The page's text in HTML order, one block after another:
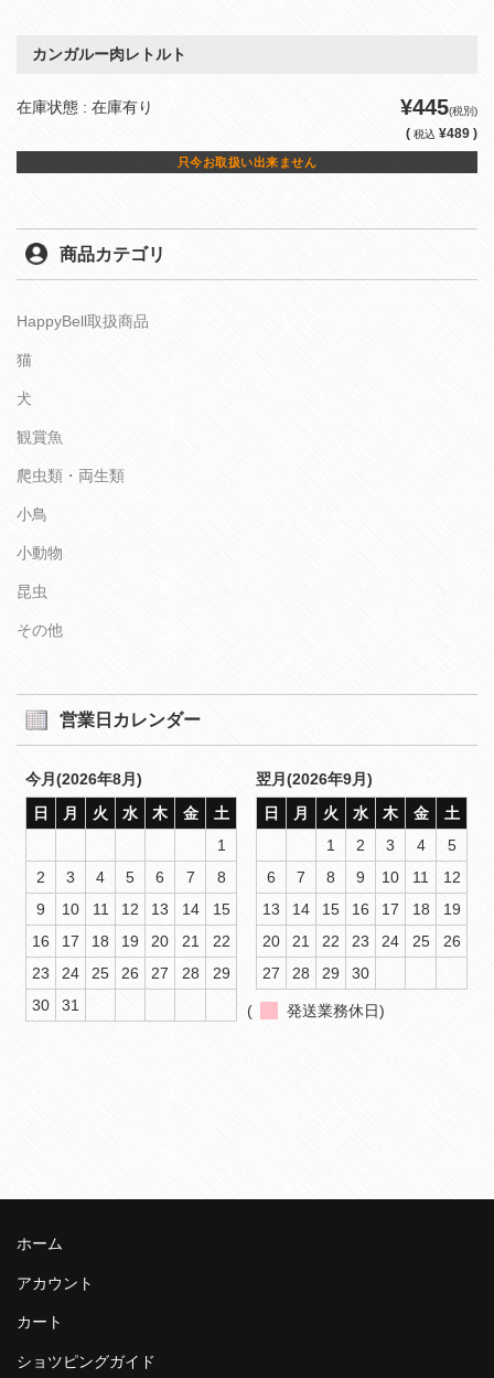
カンガルー肉レトルト
在庫状態 : 在庫有り ¥445(税別)
( 税込 ¥489 )
只今お取扱い出来ません
商品カテゴリ
HappyBell取扱商品
猫
犬
観賞魚
爬虫類・両生類
小鳥
小動物
昆虫
その他
営業日カレンダー
今月(2026年8月)
日
月 火 水 木 金
土
1
2
3 4 5 6 7
8
9
10 11 12 13 14
15
16
17 18 19 20 21
22
23
24 25 26 27 28
29
30
31
翌月(2026年9月)
日
月 火 水 木 金
土
1
2 3 4
5
6
7 8 9 10 11
12
13
14 15 16 17 18
19
20
21 22 23 24 25
26
27
28 29 30
( 発送業務休日)
ホーム
アカウント
カート
ショツピングガイド